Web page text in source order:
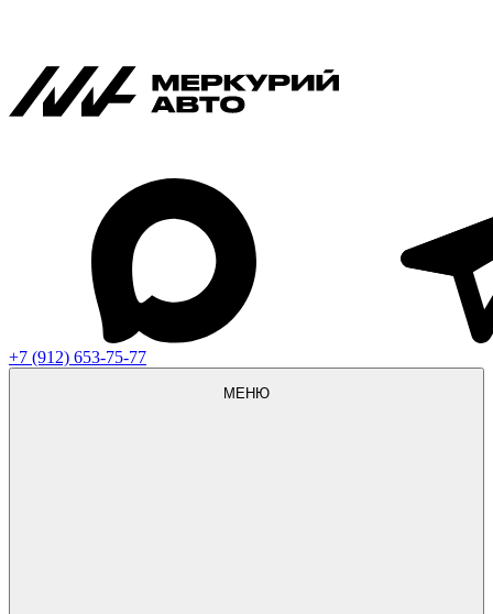
+7 (912) 653-75-77
МЕНЮ